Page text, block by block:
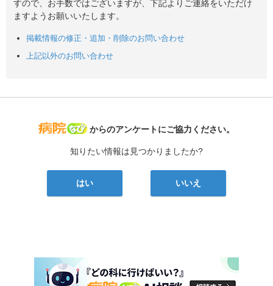
すので、お手数ではございますが、下記よりご連絡をいただけ
ますようお願いいたします。
掲載情報の修正・追加・削除のお問い合わせ
上記以外のお問い合わせ
病院なび
からのアンケートにご協力ください。
知りたい情報は見つかりましたか?
はい いいえ